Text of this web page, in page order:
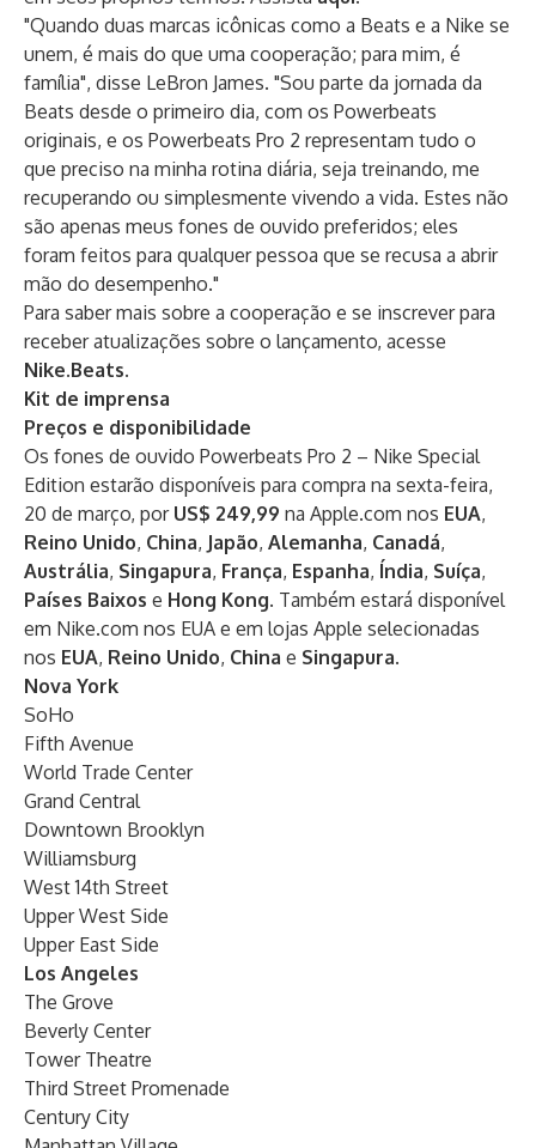
"Quando duas marcas icônicas como a Beats e a Nike se
unem, é mais do que uma cooperação; para mim, é
família", disse LeBron James. "Sou parte da jornada da
Beats desde o primeiro dia, com os Powerbeats
originais, e os Powerbeats Pro 2 representam tudo o
que preciso na minha rotina diária, seja treinando, me
recuperando ou simplesmente vivendo a vida. Estes não
são apenas meus fones de ouvido preferidos; eles
foram feitos para qualquer pessoa que se recusa a abrir
mão do desempenho."
Para saber mais sobre a cooperação e se inscrever para
receber atualizações sobre o lançamento, acesse
Nike.Beats.
Kit de imprensa
Preços e disponibilidade
Os fones de ouvido Powerbeats Pro 2 – Nike Special
Edition estarão disponíveis para compra na sexta-feira,
20 de março, por US$ 249,99 na Apple.com nos EUA,
Reino Unido, China, Japão, Alemanha, Canadá,
Austrália, Singapura, França, Espanha, Índia, Suíça,
Países Baixos e Hong Kong. Também estará disponível
em Nike.com nos EUA e em lojas Apple selecionadas
nos EUA, Reino Unido, China e Singapura.
Nova York
SoHo
Fifth Avenue
World Trade Center
Grand Central
Downtown Brooklyn
Williamsburg
West 14th Street
Upper West Side
Upper East Side
Los Angeles
The Grove
Beverly Center
Tower Theatre
Third Street Promenade
Century City